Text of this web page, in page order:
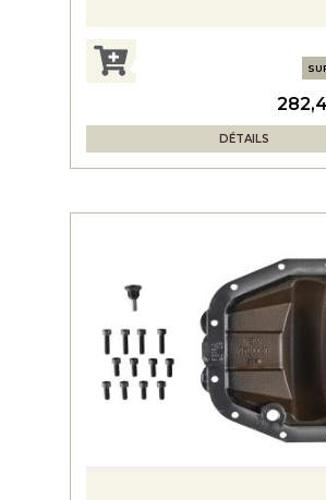
DÉTAILS